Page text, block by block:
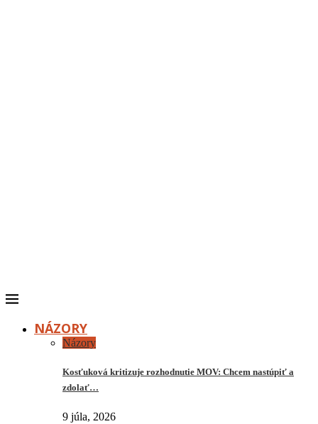
NÁZORY
Názory
Kosťuková kritizuje rozhodnutie MOV: Chcem nastúpiť a
zdolať…
9 júla, 2026